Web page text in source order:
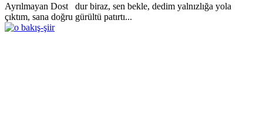
Ayrılmayan Dost dur biraz, sen bekle, dedim yalnızlığa yola
çıktım, sana doğru gürültü patırtı...